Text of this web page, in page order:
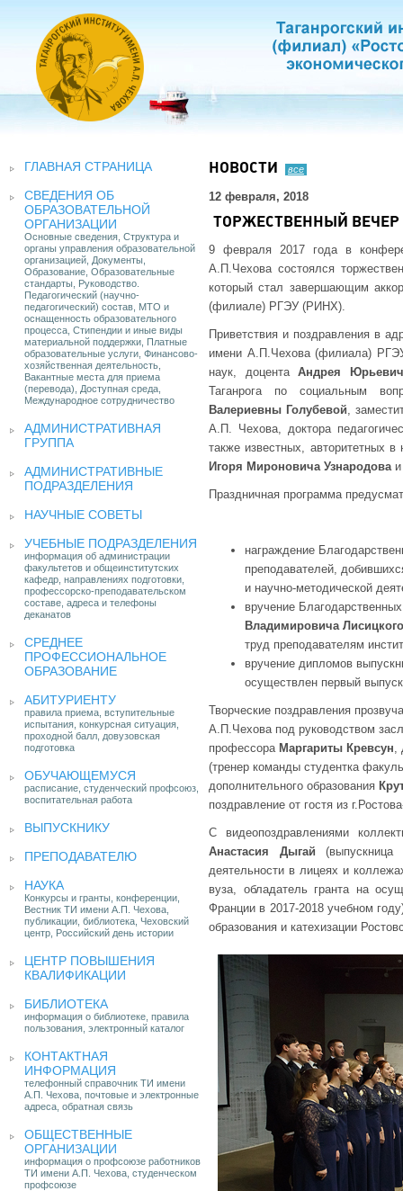
ГЛАВНАЯ СТРАНИЦА
СВЕДЕНИЯ ОБ
ОБРАЗОВАТЕЛЬНОЙ
ОРГАНИЗАЦИИ
Основные сведения, Структура и
органы управления образовательной
организацией, Документы,
Образование, Образовательные
стандарты, Руководство.
Педагогический (научно-
педагогический) состав, МТО и
оснащенность образовательного
процесса, Стипендии и иные виды
материальной поддержки, Платные
образовательные услуги, Финансово-
хозяйственная деятельность,
Вакантные места для приема
(перевода), Доступная среда,
Международное сотрудничество
АДМИНИСТРАТИВНАЯ
ГРУППА
АДМИНИСТРАТИВНЫЕ
ПОДРАЗДЕЛЕНИЯ
НАУЧНЫЕ СОВЕТЫ
УЧЕБНЫЕ ПОДРАЗДЕЛЕНИЯ
информация об администрации
факультетов и общеинститутских
кафедр, направлениях подготовки,
профессорско-преподавательском
составе, адреса и телефоны
деканатов
СРЕДНЕЕ
ПРОФЕССИОНАЛЬНОЕ
ОБРАЗОВАНИЕ
АБИТУРИЕНТУ
правила приема, вступительные
испытания, конкурсная ситуация,
проходной балл, довузовская
подготовка
ОБУЧАЮЩЕМУСЯ
расписание, студенческий профсоюз,
воспитательная работа
ВЫПУСКНИКУ
ПРЕПОДАВАТЕЛЮ
НАУКА
Конкурсы и гранты, конференции,
Вестник ТИ имени А.П. Чехова,
публикации, библиотека, Чеховский
центр, Российский день истории
ЦЕНТР ПОВЫШЕНИЯ
КВАЛИФИКАЦИИ
БИБЛИОТЕКА
информация о библиотеке, правила
пользования, электронный каталог
КОНТАКТНАЯ
ИНФОРМАЦИЯ
телефонный справочник ТИ имени
А.П. Чехова, почтовые и электронные
адреса, обратная связь
ОБЩЕСТВЕННЫЕ
ОРГАНИЗАЦИИ
информация о профсоюзе работников
ТИ имени А.П. Чехова, студенческом
профсоюзе
НОВОСТИ все
12 февраля, 2018
ТОРЖЕСТВЕННЫЙ
9 февраля 2017 года в
А.П.Чехова состоялся
который стал завершающим
(филиале) РГЭУ (РИНХ).
Приветствия и поздравления в
имени А.П.Чехова (филиала)
наук, доцентаАндрея
Таганрога по социальным
Валериевны Голубевой,
А.П. Чехова, доктора
также известных,
Игоря Мироновича Узнародова
Праздничная программа
награждение
преподавателей,
и научно-методической
вручение
Владимировича Лисицкого
труд преподавателям
вручение дипломов
осуществлен первый
Творческие поздравления
А.П.Чехова под руководством
профессора Маргариты Кревсун,
(тренер команды студентка
дополнительного образования
поздравление от гостя из
С видеопоздравлениями
Анастасия Дыгай (выпускница
деятельности в лицеях и
вуза, обладатель гранта на
Франции в 2017-2018 учебном
образования и катехизации